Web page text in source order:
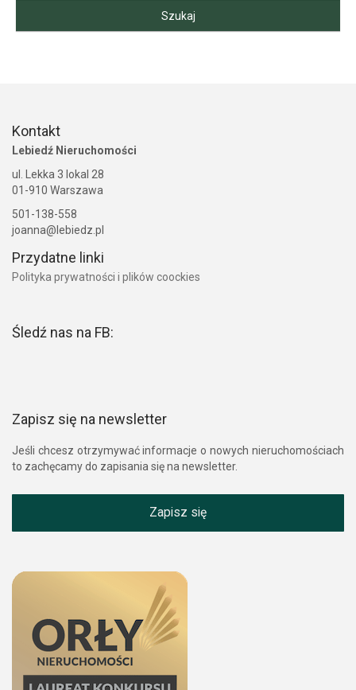
Kontakt
Lebiedź Nieruchomości
ul. Lekka 3 lokal 28
01-910 Warszawa
501-138-558
joanna@lebiedz.pl
Przydatne linki
Polityka prywatności i plików coockies
Śledź nas na FB:
Zapisz się na newsletter
Jeśli chcesz otrzymywać informacje o nowych nieruchomościach
to zachęcamy do zapisania się na newsletter.
Zapisz się